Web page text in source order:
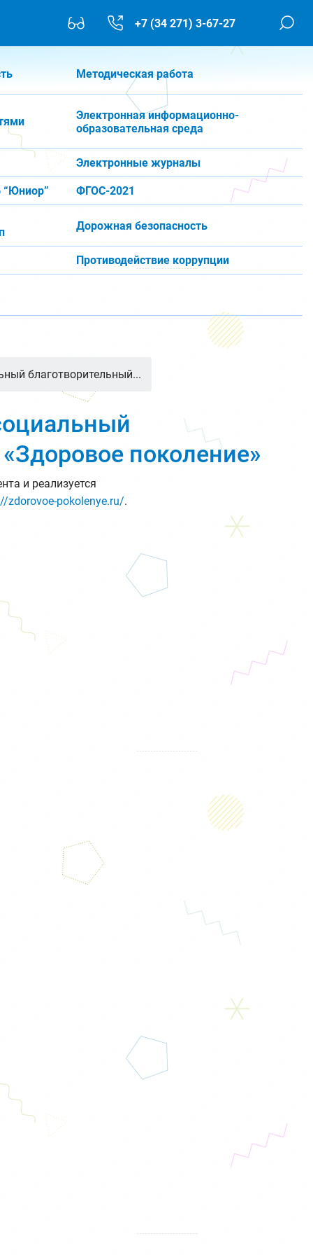
+7 (34 271) 3-67-27
Методическая работа
Электронная информационно-
образовательная среда
Электронные журналы
ФГОС-2021
Дорожная безопасность
Противодействие коррупции
благотворительный...
поколение»
и реализуется
zdorovoe-pokolenye.ru/.